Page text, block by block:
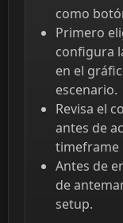
como
Primero
configura
en el
escenario.
Revisa el
antes de
timeframe
Antes de
de
setup.